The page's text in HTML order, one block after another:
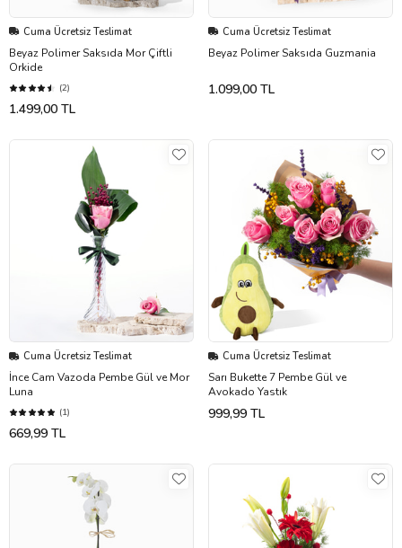
Cuma Ücretsiz Teslimat
Beyaz Polimer Saksıda Mor Çiftli
Orkide
(2)
1.499,00 TL
Cuma Ücretsiz Teslimat
Beyaz Polimer Saksıda Guzmania
1.099,00 TL
Cuma Ücretsiz Teslimat
İnce Cam Vazoda Pembe Gül ve Mor
Luna
(1)
669,99 TL
Cuma Ücretsiz Teslimat
Sarı Bukette 7 Pembe Gül ve
Avokado Yastık
999,99 TL